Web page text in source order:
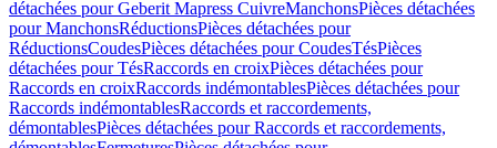
détachées pour Geberit Mapress CuivreManchonsPièces détachées
pour ManchonsRéductionsPièces détachées pour
RéductionsCoudesPièces détachées pour CoudesTésPièces
détachées pour TésRaccords en croixPièces détachées pour
Raccords en croixRaccords indémontablesPièces détachées pour
Raccords indémontablesRaccords et raccordements,
démontablesPièces détachées pour Raccords et raccordements,